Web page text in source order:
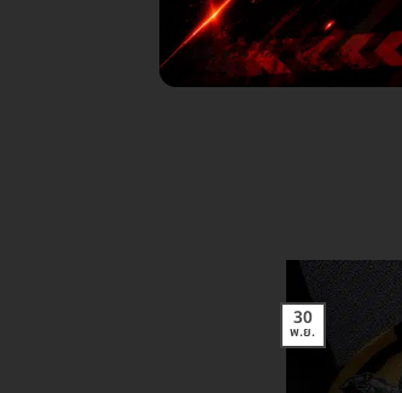
30
พ.ย.